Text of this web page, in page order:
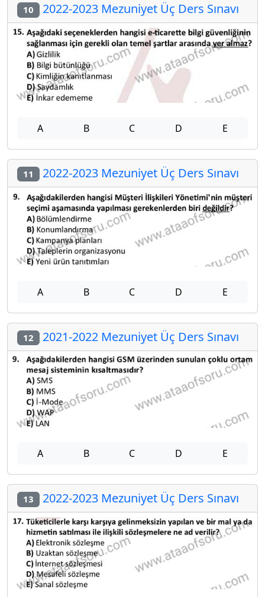
10 2022-2023 Mezuniyet Üç Ders Sınavı
A B C D E
11 2022-2023 Mezuniyet Üç Ders Sınavı
A B C D E
12 2021-2022 Mezuniyet Üç Ders Sınavı
A B C D E
13 2022-2023 Mezuniyet Üç Ders Sınavı